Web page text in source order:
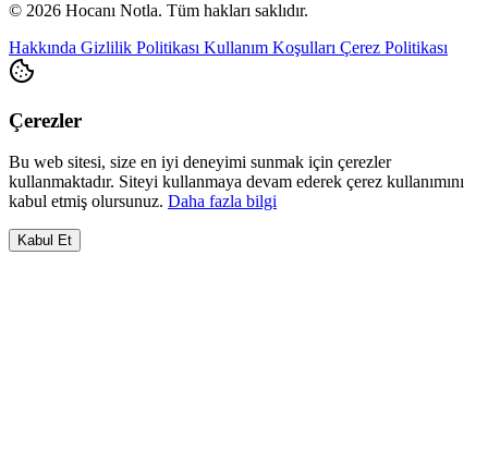
© 2026 Hocanı Notla. Tüm hakları saklıdır.
Hakkında Gizlilik Politikası Kullanım Koşulları Çerez Politikası
Çerezler
Bu web sitesi, size en iyi deneyimi sunmak için çerezler
kullanmaktadır. Siteyi kullanmaya devam ederek çerez kullanımını
kabul etmiş olursunuz. Daha fazla bilgi
Kabul Et